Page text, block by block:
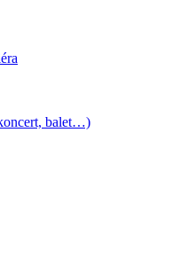
balet…)